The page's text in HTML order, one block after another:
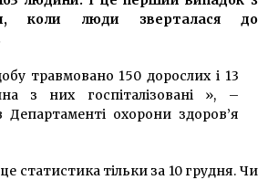
10 років ago
коли люди зверталася до
травмовано 150 дорослих і 13
з них госпіталізовані », –
Департаменті охорони здоров’я
статистика тільки за 10 грудня. Чи